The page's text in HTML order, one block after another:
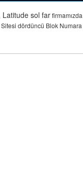
Latitude sol far
dördüncü Blok